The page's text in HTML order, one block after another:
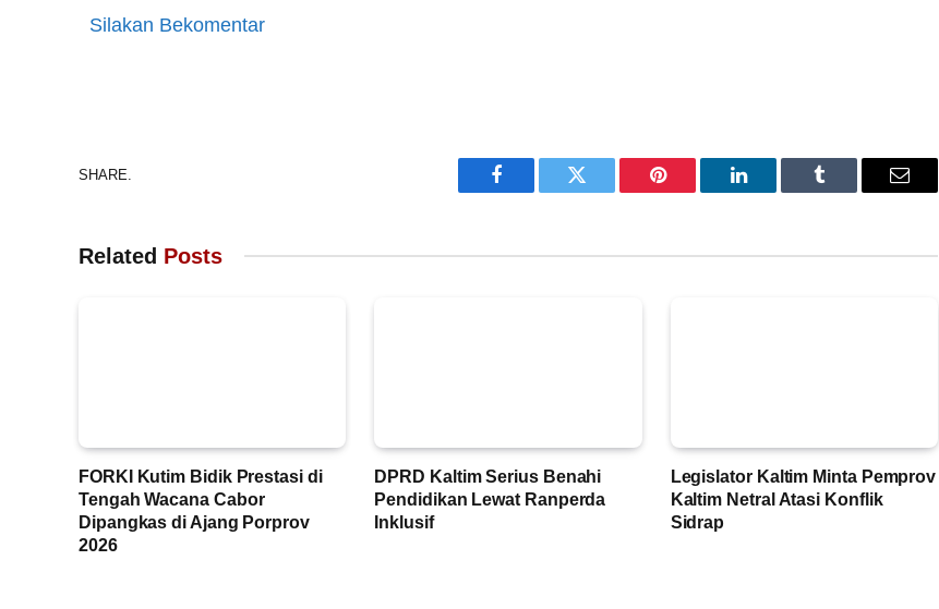
Silakan Bekomentar
SHARE.
Facebook Twitter Pinterest LinkedIn Tumblr Email
Related Posts
FORKI Kutim Bidik Prestasi di
Tengah Wacana Cabor
Dipangkas di Ajang Porprov
2026
DPRD Kaltim Serius Benahi
Pendidikan Lewat Ranperda
Inklusif
Legislator Kaltim Minta Pemprov
Kaltim Netral Atasi Konflik
Sidrap